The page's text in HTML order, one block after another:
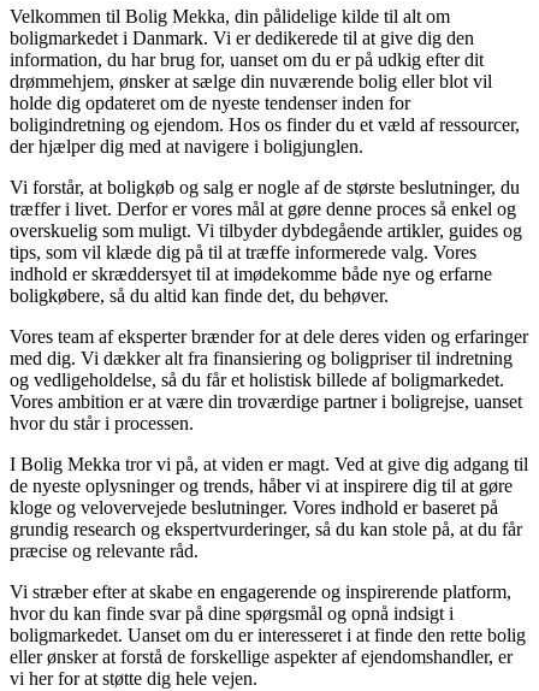
Velkommen til Bolig Mekka, din pålidelige kilde til alt om
boligmarkedet i Danmark. Vi er dedikerede til at give dig den
information, du har brug for, uanset om du er på udkig efter dit
drømmehjem, ønsker at sælge din nuværende bolig eller blot vil
holde dig opdateret om de nyeste tendenser inden for
boligindretning og ejendom. Hos os finder du et væld af ressourcer,
der hjælper dig med at navigere i boligjunglen.
Vi forstår, at boligkøb og salg er nogle af de største beslutninger, du
træffer i livet. Derfor er vores mål at gøre denne proces så enkel og
overskuelig som muligt. Vi tilbyder dybdegående artikler, guides og
tips, som vil klæde dig på til at træffe informerede valg. Vores
indhold er skræddersyet til at imødekomme både nye og erfarne
boligkøbere, så du altid kan finde det, du behøver.
Vores team af eksperter brænder for at dele deres viden og erfaringer
med dig. Vi dækker alt fra finansiering og boligpriser til indretning
og vedligeholdelse, så du får et holistisk billede af boligmarkedet.
Vores ambition er at være din troværdige partner i boligrejse, uanset
hvor du står i processen.
I Bolig Mekka tror vi på, at viden er magt. Ved at give dig adgang til
de nyeste oplysninger og trends, håber vi at inspirere dig til at gøre
kloge og velovervejede beslutninger. Vores indhold er baseret på
grundig research og ekspertvurderinger, så du kan stole på, at du får
præcise og relevante råd.
Vi stræber efter at skabe en engagerende og inspirerende platform,
hvor du kan finde svar på dine spørgsmål og opnå indsigt i
boligmarkedet. Uanset om du er interesseret i at finde den rette bolig
eller ønsker at forstå de forskellige aspekter af ejendomshandler, er
vi her for at støtte dig hele vejen.